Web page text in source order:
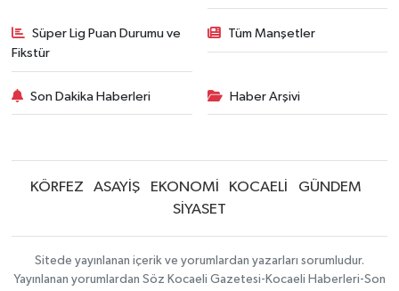
Süper Lig Puan Durumu ve
Fikstür
Tüm Manşetler
Son Dakika Haberleri Haber Arşivi
KÖRFEZ ASAYİŞ EKONOMİ KOCAELİ
GÜNDEM
SİYASET
Sitede yayınlanan içerik ve yorumlardan yazarları sorumludur.
Yayınlanan yorumlardan Söz Kocaeli Gazetesi-Kocaeli Haberleri-Son